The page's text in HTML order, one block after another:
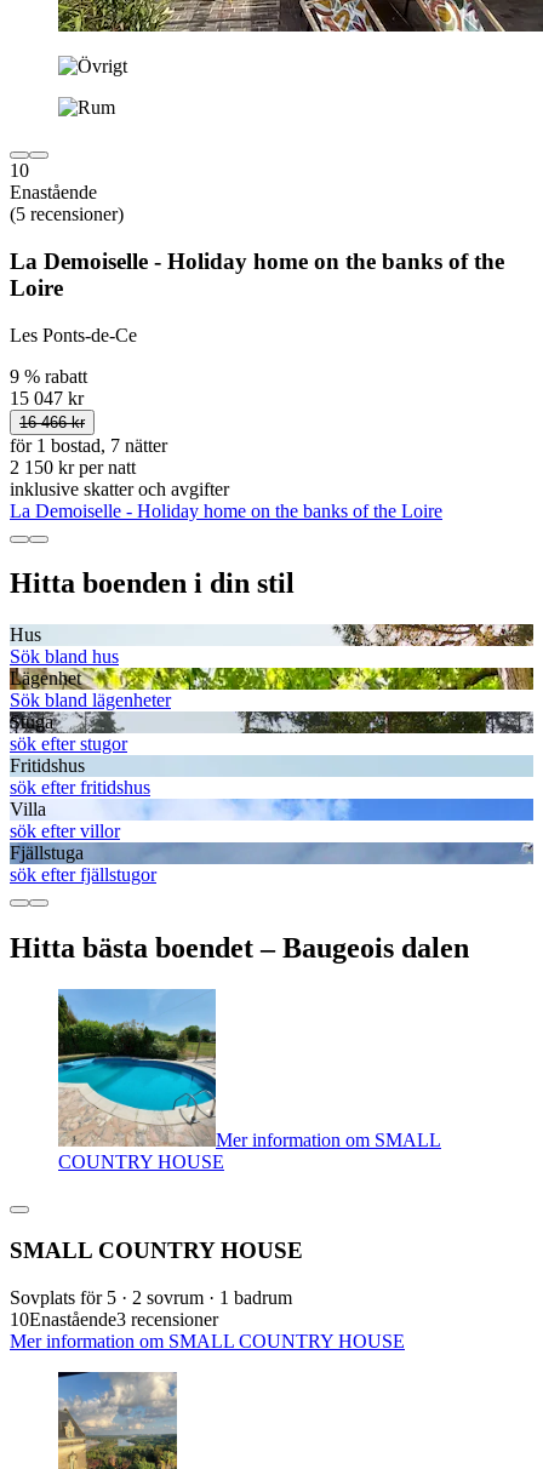
10
Enastående
(5 recensioner)
La Demoiselle - Holiday home on the banks of the
Loire
Les Ponts-de-Ce
9 % rabatt
15 047 kr
16 466 kr
för 1 bostad, 7 nätter
2 150 kr per natt
inklusive skatter och avgifter
La Demoiselle - Holiday home on the banks of the Loire
Hitta boenden i din stil
Hus
Sök bland hus
Lägenhet
Sök bland lägenheter
Stuga
sök efter stugor
Fritidshus
sök efter fritidshus
Villa
sök efter villor
Fjällstuga
sök efter fjällstugor
Hitta bästa boendet – Baugeois dalen
Mer information om SMALL
COUNTRY HOUSE
SMALL COUNTRY HOUSE
Sovplats för 5 · 2 sovrum · 1 badrum
10Enastående3 recensioner
Mer information om SMALL COUNTRY HOUSE